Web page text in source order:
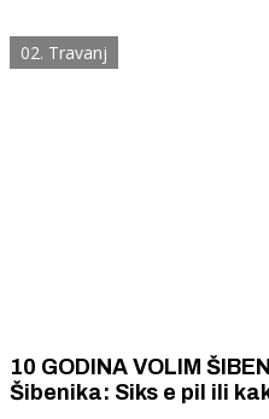
sve dok oni ne zajecaju i
02. Travanj
10 GODINA VOLIM ŠIBENIK / Intimna
Šibenika: Siks e pil ili